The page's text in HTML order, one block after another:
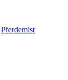
Pferdemist